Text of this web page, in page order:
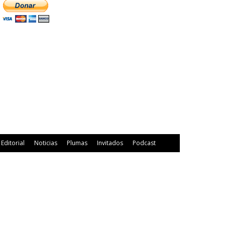
Editorial Noticias Plumas Invitados Podcast